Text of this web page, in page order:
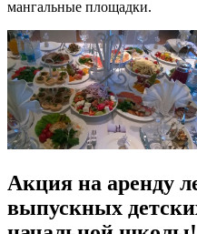
мангальные площадки.
Акция на аренду
выпускных